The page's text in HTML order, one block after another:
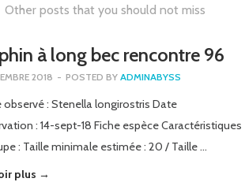
Other posts that you should not miss
à long bec rencontre 96
2018 - POSTED BY ADMINABYSS
observé : Stenella longirostris Date
: 14-sept-18 Fiche espèce Caractéristiques
: Taille minimale estimée : 20 / Taille …
plus →